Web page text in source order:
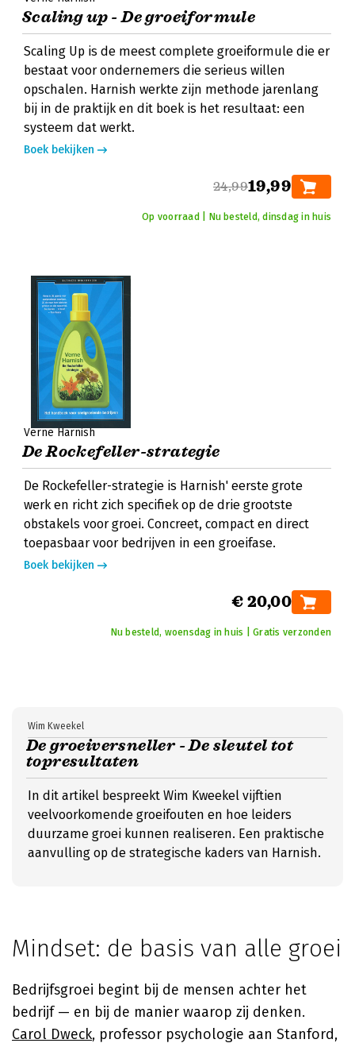
Scaling up - De groeiformule
Scaling Up is de meest complete groeiformule die er
bestaat voor ondernemers die serieus willen
opschalen. Harnish werkte zijn methode jarenlang
bij in de praktijk en dit boek is het resultaat: een
systeem dat werkt.
Boek bekijken
24,9919,99
Op voorraad | Nu besteld, dinsdag in huis
Verne Harnish
De Rockefeller-strategie
De Rockefeller-strategie is Harnish' eerste grote
werk en richt zich specifiek op de drie grootste
obstakels voor groei. Concreet, compact en direct
toepasbaar voor bedrijven in een groeifase.
Boek bekijken
€ 20,00
Nu besteld, woensdag in huis | Gratis verzonden
De groeiversneller - De sleutel tot
topresultaten
Wim Kweekel
In dit artikel bespreekt Wim Kweekel vijftien
veelvoorkomende groeifouten en hoe leiders
duurzame groei kunnen realiseren. Een praktische
aanvulling op de strategische kaders van Harnish.
Mindset: de basis van alle groei
Bedrijfsgroei begint bij de mensen achter het
bedrijf — en bij de manier waarop zij denken.
Carol Dweck, professor psychologie aan Stanford,